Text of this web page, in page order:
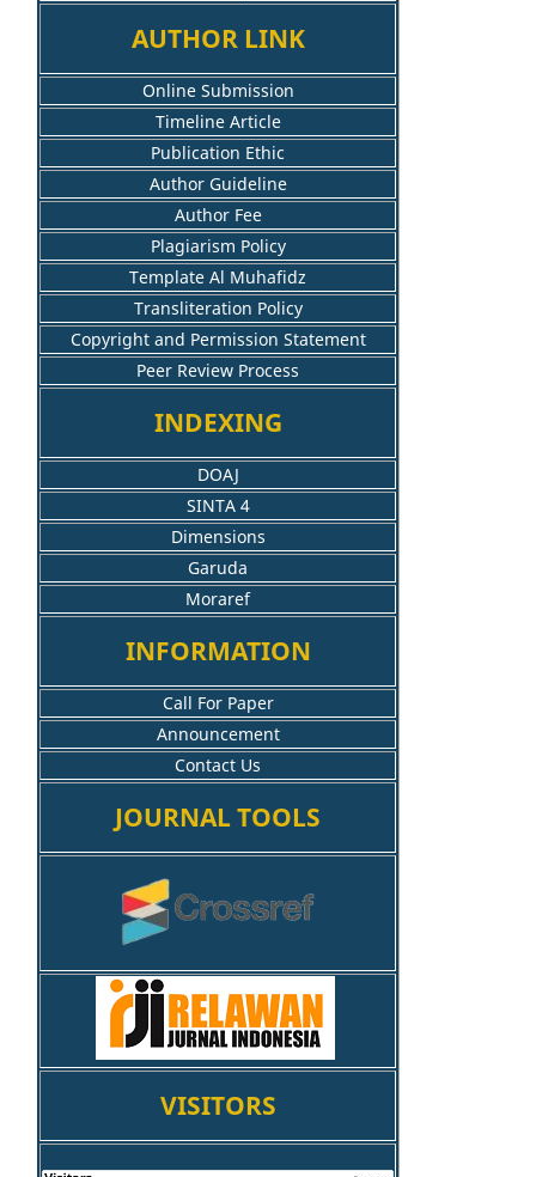
AUTHOR LINK
Online Submission
Timeline Article
Publication Ethic
Author Guideline
Author Fee
Plagiarism Policy
Template Al Muhafidz
Transliteration Policy
Copyright and Permission Statement
Peer Review Process
INDEXING
DOAJ
SINTA 4
Dimensions
Garuda
Moraref
INFORMATION
Call For Paper
Announcement
Contact Us
JOURNAL TOOLS
VISITORS